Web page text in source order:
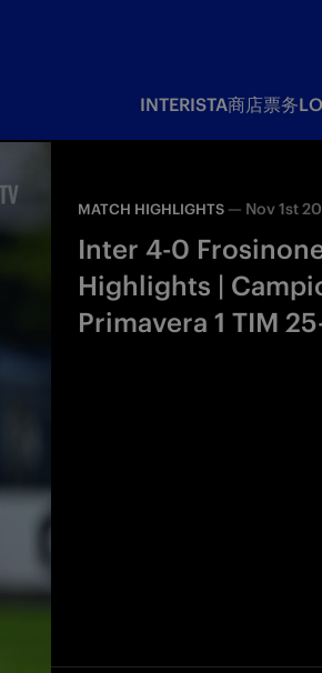
INTERISTA商店票务
MATCH HIGHLIGHTS — Nov 1st
Inter 4-0
Highlights |
Primavera 1 TIM